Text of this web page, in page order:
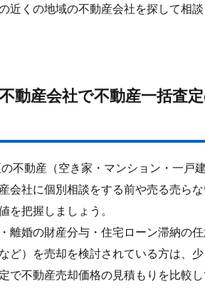
近くの地域の不動産会社を探して相談
動産会社で不動産一括査
不動産（空き家・マンション・一戸
会社に個別相談をする前や売る売ら
を把握しましょう。
離婚の財産分与・住宅ローン滞納の
ど）を売却を検討されている方は、
で不動産売却価格の見積もりを比較